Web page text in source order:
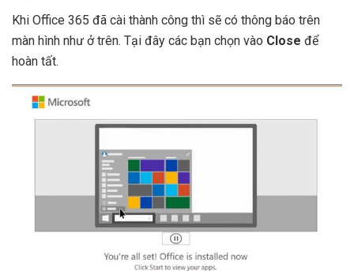
Khi Office 365 đã cài thành công thì sẽ có thông báo trên
màn hình như ở trên. Tại đây các bạn chọn vào Close để
hoàn tất.